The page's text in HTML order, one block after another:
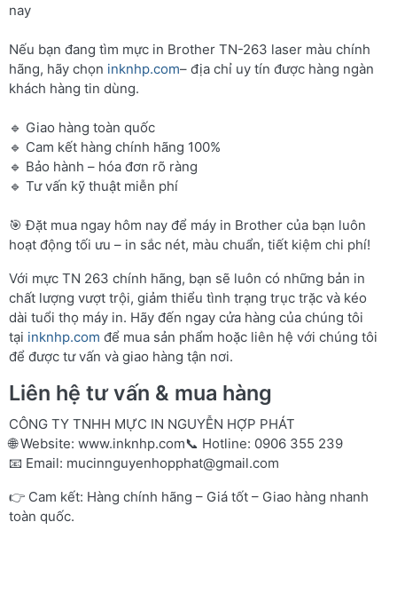
nay
Nếu bạn đang tìm mực in Brother TN-263 laser màu chính
hãng, hãy chọn inknhp.com– địa chỉ uy tín được hàng ngàn
khách hàng tin dùng.
🔹 Giao hàng toàn quốc
🔹 Cam kết hàng chính hãng 100%
🔹 Bảo hành – hóa đơn rõ ràng
🔹 Tư vấn kỹ thuật miễn phí
🎯 Đặt mua ngay hôm nay để máy in Brother của bạn luôn
hoạt động tối ưu – in sắc nét, màu chuẩn, tiết kiệm chi phí!
Với mực TN 263 chính hãng, bạn sẽ luôn có những bản in
chất lượng vượt trội, giảm thiểu tình trạng trục trặc và kéo
dài tuổi thọ máy in. Hãy đến ngay cửa hàng của chúng tôi
tại inknhp.com để mua sản phẩm hoặc liên hệ với chúng tôi
để được tư vấn và giao hàng tận nơi.
Liên hệ tư vấn & mua hàng
CÔNG TY TNHH MỰC IN NGUYỄN HỢP PHÁT
🌐 Website: www.inknhp.com📞 Hotline: 0906 355 239
📧 Email: mucinnguyenhopphat@gmail.com
👉 Cam kết: Hàng chính hãng – Giá tốt – Giao hàng nhanh
toàn quốc.